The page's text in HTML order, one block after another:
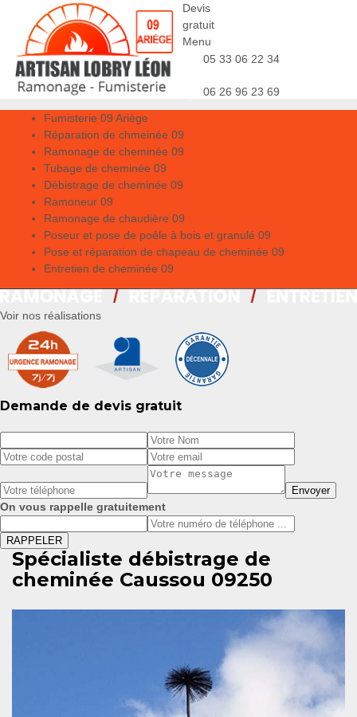
Devis
gratuit
Menu
05 33 06 22 34
06 26 96 23 69
Fumisterie 09 Ariège
Réparation de chmeinée 09
Ramonage de cheminée 09
Tubage de cheminée 09
Débistrage de cheminée 09
Ramoneur 09
Ramonage de chaudière 09
Poseur et pose de poêle à bois et granulé 09
Pose et réparation de chapeau de cheminée 09
Entretien de cheminée 09
Voir nos réalisations
Demande de devis gratuit
On vous rappelle gratuitement
Spécialiste débistrage de
cheminée Caussou 09250